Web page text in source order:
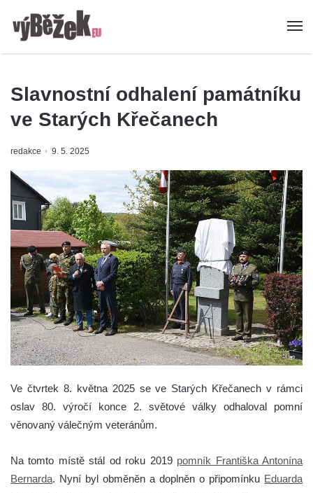
Slavnostní odhalení památníku
ve Starých Křečanech
redakce 9. 5. 2025
Ve čtvrtek 8. května 2025 se ve Starých Křečanech v rámci
oslav 80. výročí konce 2. světové války odhaloval pomní
věnovaný válečným veteránům.
Na tomto místě stál od roku 2019 pomník Františka Antonína
Bernarda. Nyní byl obměněn a doplněn o připomínku Eduarda